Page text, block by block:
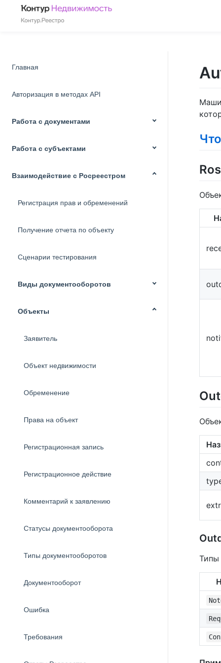
Главная
Авторизация в методах API
Работа с документами
Работа с субъектами
Взаимодействие с Росреестром
Регистрация прав и обременений
Получение отчета по объекту
Сценарии тестирования
Виды документооборотов
Объекты
Заявитель
Объект недвижимости
Обременение
Права на объект
Регистрационная запись
Регистрационное действие
Комментарий к заявлению
Статусы документооборота
Типы документооборотов
Документооборот
Ошибка
Требования
Типы